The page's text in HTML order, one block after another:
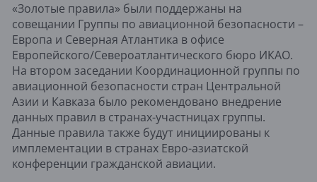
«Золотые правила» были поддержаны на
совещании Группы по авиационной безопасности –
Европа и Северная Атлантика в офисе
Европейского/Североатлантического бюро ИКАО.
На втором заседании Координационной группы по
авиационной безопасности стран Центральной
Азии и Кавказа было рекомендовано внедрение
данных правил в странах-участницах группы.
Данные правила также будут инициированы к
имплементации в странах Евро-азиатской
конференции гражданской авиации.